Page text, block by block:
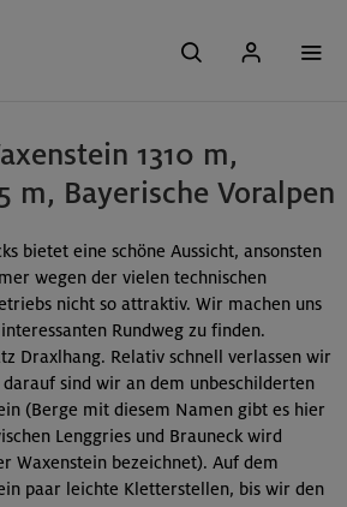
1310 m,
m, Bayerische Voralpen
bietet eine schöne Aussicht, ansonsten
wegen der vielen technischen
nicht so attraktiv. Wir machen uns
Rundweg zu finden.
Draxlhang. Relativ schnell verlassen wir
sind wir an dem unbeschilderten
(Berge mit diesem Namen gibt es hier
Lenggries und Brauneck wird
Waxenstein bezeichnet). Auf dem
paar leichte Kletterstellen, bis wir den